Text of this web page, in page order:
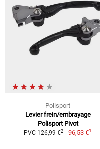
Polisport
Levier frein/embrayage
Polisport Pivot
PVC 126,99 €2 96,53 €1